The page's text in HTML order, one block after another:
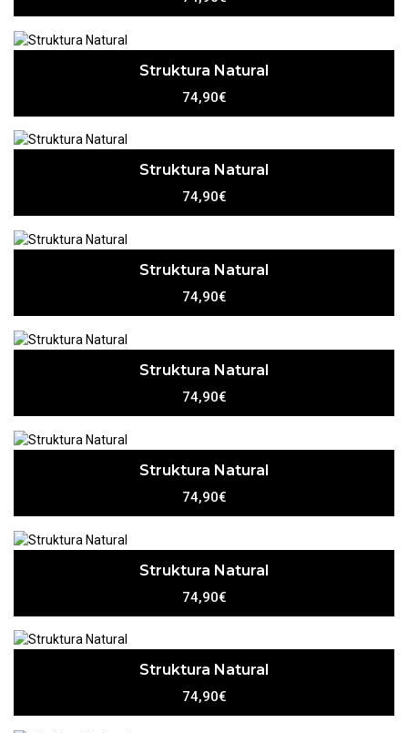
Struktura Natural
74,90€
Struktura Natural
74,90€
Struktura Natural
74,90€
Struktura Natural
74,90€
Struktura Natural
74,90€
Struktura Natural
74,90€
Struktura Natural
74,90€